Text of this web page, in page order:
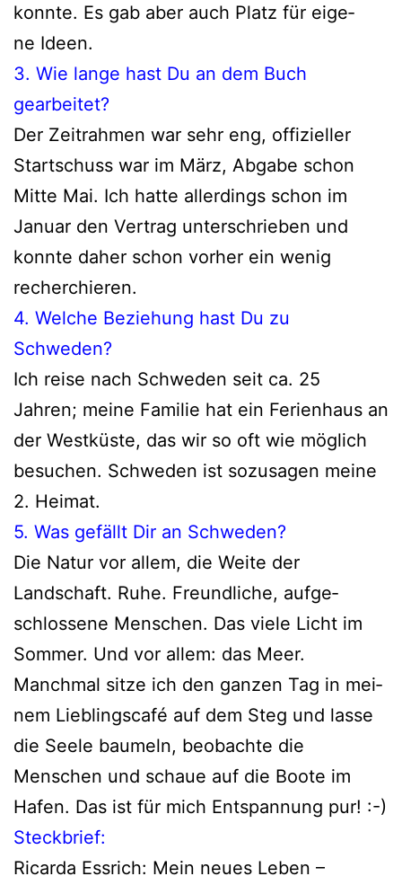
konn­te. Es gab aber auch Platz für eige­
ne Ideen.
3. Wie lan­ge hast Du an dem Buch
gearbeitet?
Der Zeitrahmen war sehr eng, offi­zi­el­ler
Startschuss war im März, Abgabe schon
Mitte Mai. Ich hat­te aller­dings schon im
Januar den Vertrag unter­schrie­ben und
konn­te daher schon vor­her ein wenig
recherchieren.
4. Welche Beziehung hast Du zu
Schweden?
Ich rei­se nach Schweden seit ca. 25
Jahren; mei­ne Familie hat ein Ferienhaus an
der Westküste, das wir so oft wie mög­lich
besu­chen. Schweden ist sozu­sa­gen mei­ne
2. Heimat.
5. Was gefällt Dir an Schweden?
Die Natur vor allem, die Weite der
Landschaft. Ruhe. Freundliche, auf­ge­
schlos­se­ne Menschen. Das vie­le Licht im
Sommer. Und vor allem: das Meer.
Manchmal sit­ze ich den gan­zen Tag in mei­
nem Lieblingscafé auf dem Steg und las­se
die Seele bau­meln, beob­ach­te die
Menschen und schaue auf die Boote im
Hafen. Das ist für mich Entspannung pur! :-)
Steckbrief:
Ricarda Essrich: Mein neu­es Leben –